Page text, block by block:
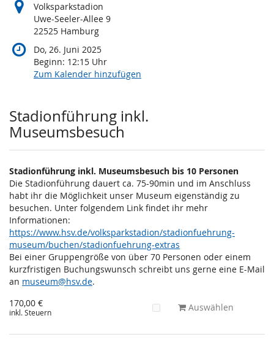
Volksparkstadion
Uwe-Seeler-Allee 9
22525 Hamburg
Do, 26. Juni 2025
Beginn: 12:15 Uhr
Zum Kalender hinzufügen
Produkte
Stadionführung inkl.
Museumsbesuch
Stadionführung inkl. Museumsbesuch bis 10 Personen
Die Stadionführung dauert ca. 75-90min und im Anschluss
habt ihr die Möglichkeit unser Museum eigenständig zu
besuchen. Unter folgendem Link findet ihr mehr
Informationen:
https://www.hsv.de/volksparkstadion/stadionfuehrung-
museum/buchen/stadionfuehrung-extras
Bei einer Gruppengröße von über 70 Personen oder einem
kurzfristigen Buchungswunsch schreibt uns gerne eine E-Mail
an museum@hsv.de.
170,00 €
inkl. Steuern Auswählen